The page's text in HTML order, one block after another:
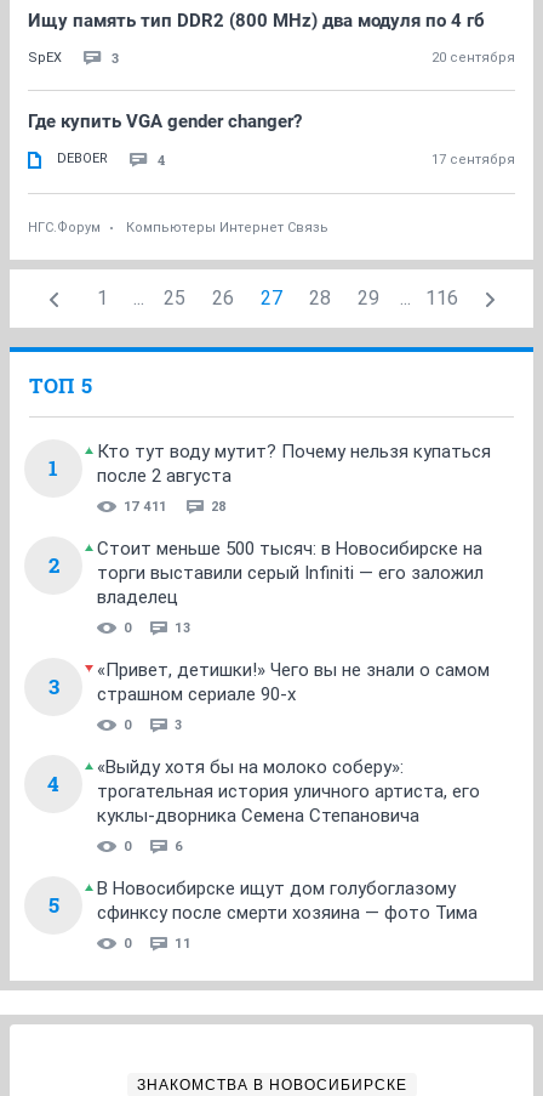
Ищу память тип DDR2 (800 MHz) два модуля по 4 гб
SpEX 3 20 сентября
Где купить VGA gender changer?
DEBOER 4 17 сентября
НГС.Форум Компьютеры Интернет Связь
1 ... 25 26 27 28 29 ... 116
ТОП 5
1
Кто тут воду мутит? Почему нельзя купаться
после 2 августа
17 411 28
2
Стоит меньше 500 тысяч: в Новосибирске на
торги выставили серый Infiniti — его заложил
владелец
0 13
3
«Привет, детишки!» Чего вы не знали о самом
страшном сериале 90-х
0 3
4
«Выйду хотя бы на молоко соберу»:
трогательная история уличного артиста, его
куклы-дворника Семена Степановича
0 6
5
В Новосибирске ищут дом голубоглазому
сфинксу после смерти хозяина — фото Тима
0 11
ЗНАКОМСТВА В НОВОСИБИРСКЕ